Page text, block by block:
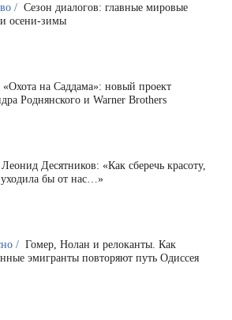
/ Сезон диалогов: главные мировые
осени-зимы
«Охота на Саддама»: новый проект
Роднянского и Warner Brothers
Леонид Десятников: «Как сберечь красоту,
бы от нас…»
/ Гомер, Нолан и релоканты. Как
эмигранты повторяют путь Одиссея